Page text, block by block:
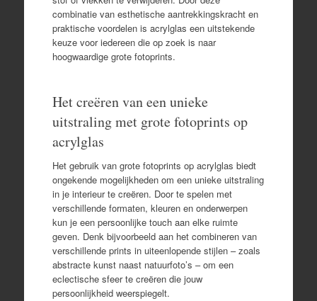
combinatie van esthetische aantrekkingskracht en
praktische voordelen is acrylglas een uitstekende
keuze voor iedereen die op zoek is naar
hoogwaardige grote fotoprints.
Het creëren van een unieke
uitstraling met grote fotoprints op
acrylglas
Het gebruik van grote fotoprints op acrylglas biedt
ongekende mogelijkheden om een unieke uitstraling
in je interieur te creëren. Door te spelen met
verschillende formaten, kleuren en onderwerpen
kun je een persoonlijke touch aan elke ruimte
geven. Denk bijvoorbeeld aan het combineren van
verschillende prints in uiteenlopende stijlen – zoals
abstracte kunst naast natuurfoto’s – om een
eclectische sfeer te creëren die jouw
persoonlijkheid weerspiegelt.